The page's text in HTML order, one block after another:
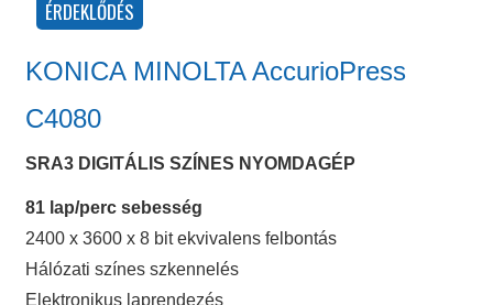
KONICA MINOLTA AccurioPress
C4080
SRA3 DIGITÁLIS SZÍNES NYOMDAGÉP
81 lap/perc sebesség
2400 x 3600 x 8 bit ekvivalens felbontás
Hálózati színes szkennelés
Elektronikus laprendezés